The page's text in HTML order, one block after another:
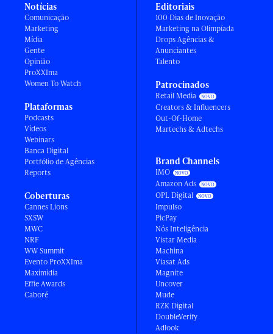
Notícias
Comunicação
Marketing
Mídia
Gente
Opinião
ProXXIma
Women To Watch
Plataformas
Podcasts
Vídeos
Webinars
Banca Digital
Portfólio de Agências
Reports
Coberturas
Cannes Lions
SXSW
MWC
NRF
WW Summit
Evento ProXXIma
Maximídia
Effie Awards
Caboré
Editoriais
100 Dias de Inovação
Marketing na Olimpíada
Drops Agências &
Anunciantes
Talento
Patrocinados
Retail Media
Creators & Influencers
Out-Of-Home
Martechs & Adtechs
Brand Channels
IMO
Amazon Ads
OPL Digital
Impulso
PicPay
Nós Inteligência
Vistar Media
Machina
Viasat Ads
Magnite
Uncover
Mude
RZK Digital
DoubleVerify
Adlook